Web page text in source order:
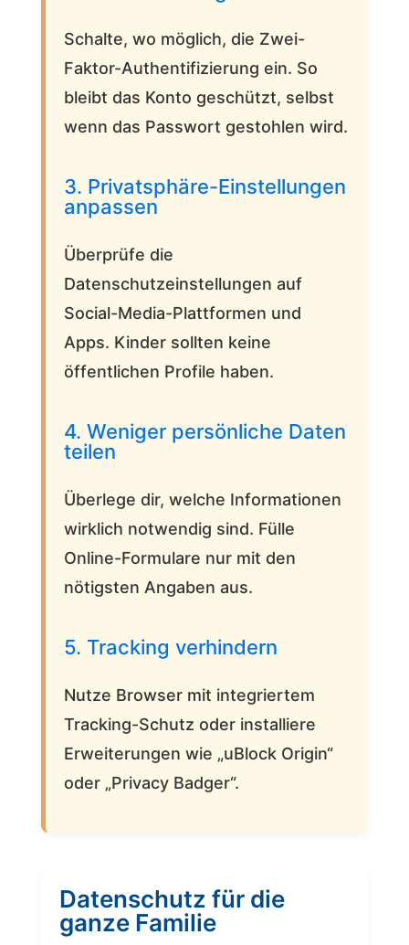
Schalte, wo möglich, die Zwei-
Faktor-Authentifizierung ein. So
bleibt das Konto geschützt, selbst
wenn das Passwort gestohlen wird.
3. Privatsphäre-Einstellungen
anpassen
Überprüfe die
Datenschutzeinstellungen auf
Social-Media-Plattformen und
Apps. Kinder sollten keine
öffentlichen Profile haben.
4. Weniger persönliche Daten
teilen
Überlege dir, welche Informationen
wirklich notwendig sind. Fülle
Online-Formulare nur mit den
nötigsten Angaben aus.
5. Tracking verhindern
Nutze Browser mit integriertem
Tracking-Schutz oder installiere
Erweiterungen wie „uBlock Origin“
oder „Privacy Badger“.
Datenschutz für die
ganze Familie